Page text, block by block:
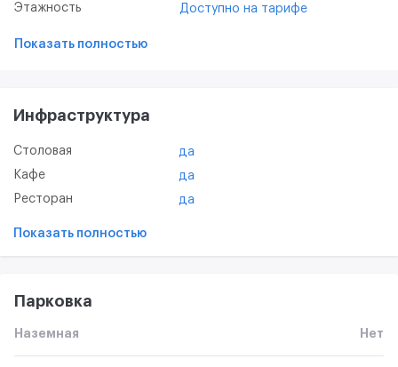
Этажность Доступно на тарифе
Показать полностью
Инфраструктура
Столовая
да
Кафе
да
Ресторан
да
Показать полностью
Парковка
Наземная Нет